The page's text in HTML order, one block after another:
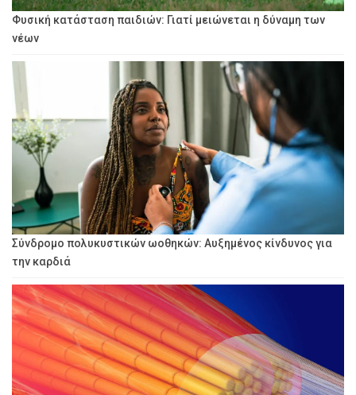
Φυσική κατάσταση παιδιών: Γιατί μειώνεται η δύναμη των
νέων
Σύνδρομο πολυκυστικών ωοθηκών: Αυξημένος κίνδυνος για
την καρδιά